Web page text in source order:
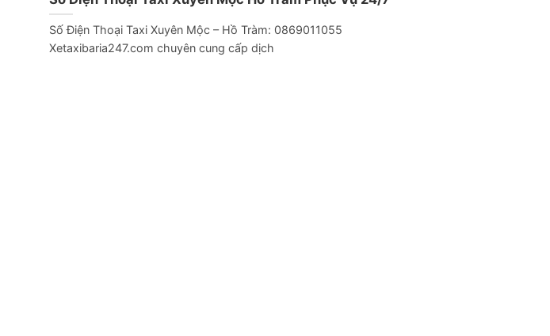
Số Điện Thoại Taxi Xuyên Mộc – Hồ Tràm: 0869011055
Xetaxibaria247.com chuyên cung cấp dịch